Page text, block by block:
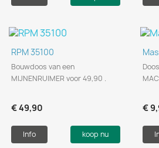
RPM 35100
Bouwdoos van een
MIJNENRUIMER voor 49,90 .
€ 49,90
Info koop nu
€